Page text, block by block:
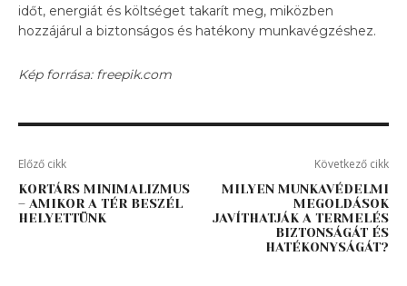
időt, energiát és költséget takarít meg, miközben
hozzájárul a biztonságos és hatékony munkavégzéshez.
Kép forrása: freepik.com
Előző cikk
KORTÁRS MINIMALIZMUS
– AMIKOR A TÉR BESZÉL
HELYETTÜNK
Következő cikk
MILYEN MUNKAVÉDELMI
MEGOLDÁSOK
JAVÍTHATJÁK A TERMELÉS
BIZTONSÁGÁT ÉS
HATÉKONYSÁGÁT?